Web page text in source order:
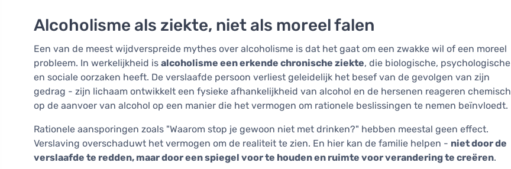
Alcoholisme als ziekte, niet als moreel falen
Een van de meest wijdverspreide mythes over alcoholisme is dat het gaat om een zwakke wil of een moreel
probleem. In werkelijkheid is alcoholisme een erkende chronische ziekte, die biologische, psychologische
en sociale oorzaken heeft. De verslaafde persoon verliest geleidelijk het besef van de gevolgen van zijn
gedrag - zijn lichaam ontwikkelt een fysieke afhankelijkheid van alcohol en de hersenen reageren chemisch
op de aanvoer van alcohol op een manier die het vermogen om rationele beslissingen te nemen beïnvloedt.
Rationele aansporingen zoals "Waarom stop je gewoon niet met drinken?" hebben meestal geen effect.
Verslaving overschaduwt het vermogen om de realiteit te zien. En hier kan de familie helpen - niet door de
verslaafde te redden, maar door een spiegel voor te houden en ruimte voor verandering te creëren.